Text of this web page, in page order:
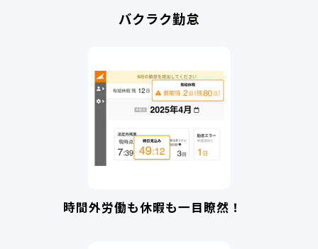
バクラク勤怠
時間外労働も休暇も一目瞭然！